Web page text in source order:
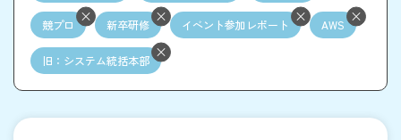
競プロ 新卒研修 イベント参加レポート AWS
旧：システム統括本部